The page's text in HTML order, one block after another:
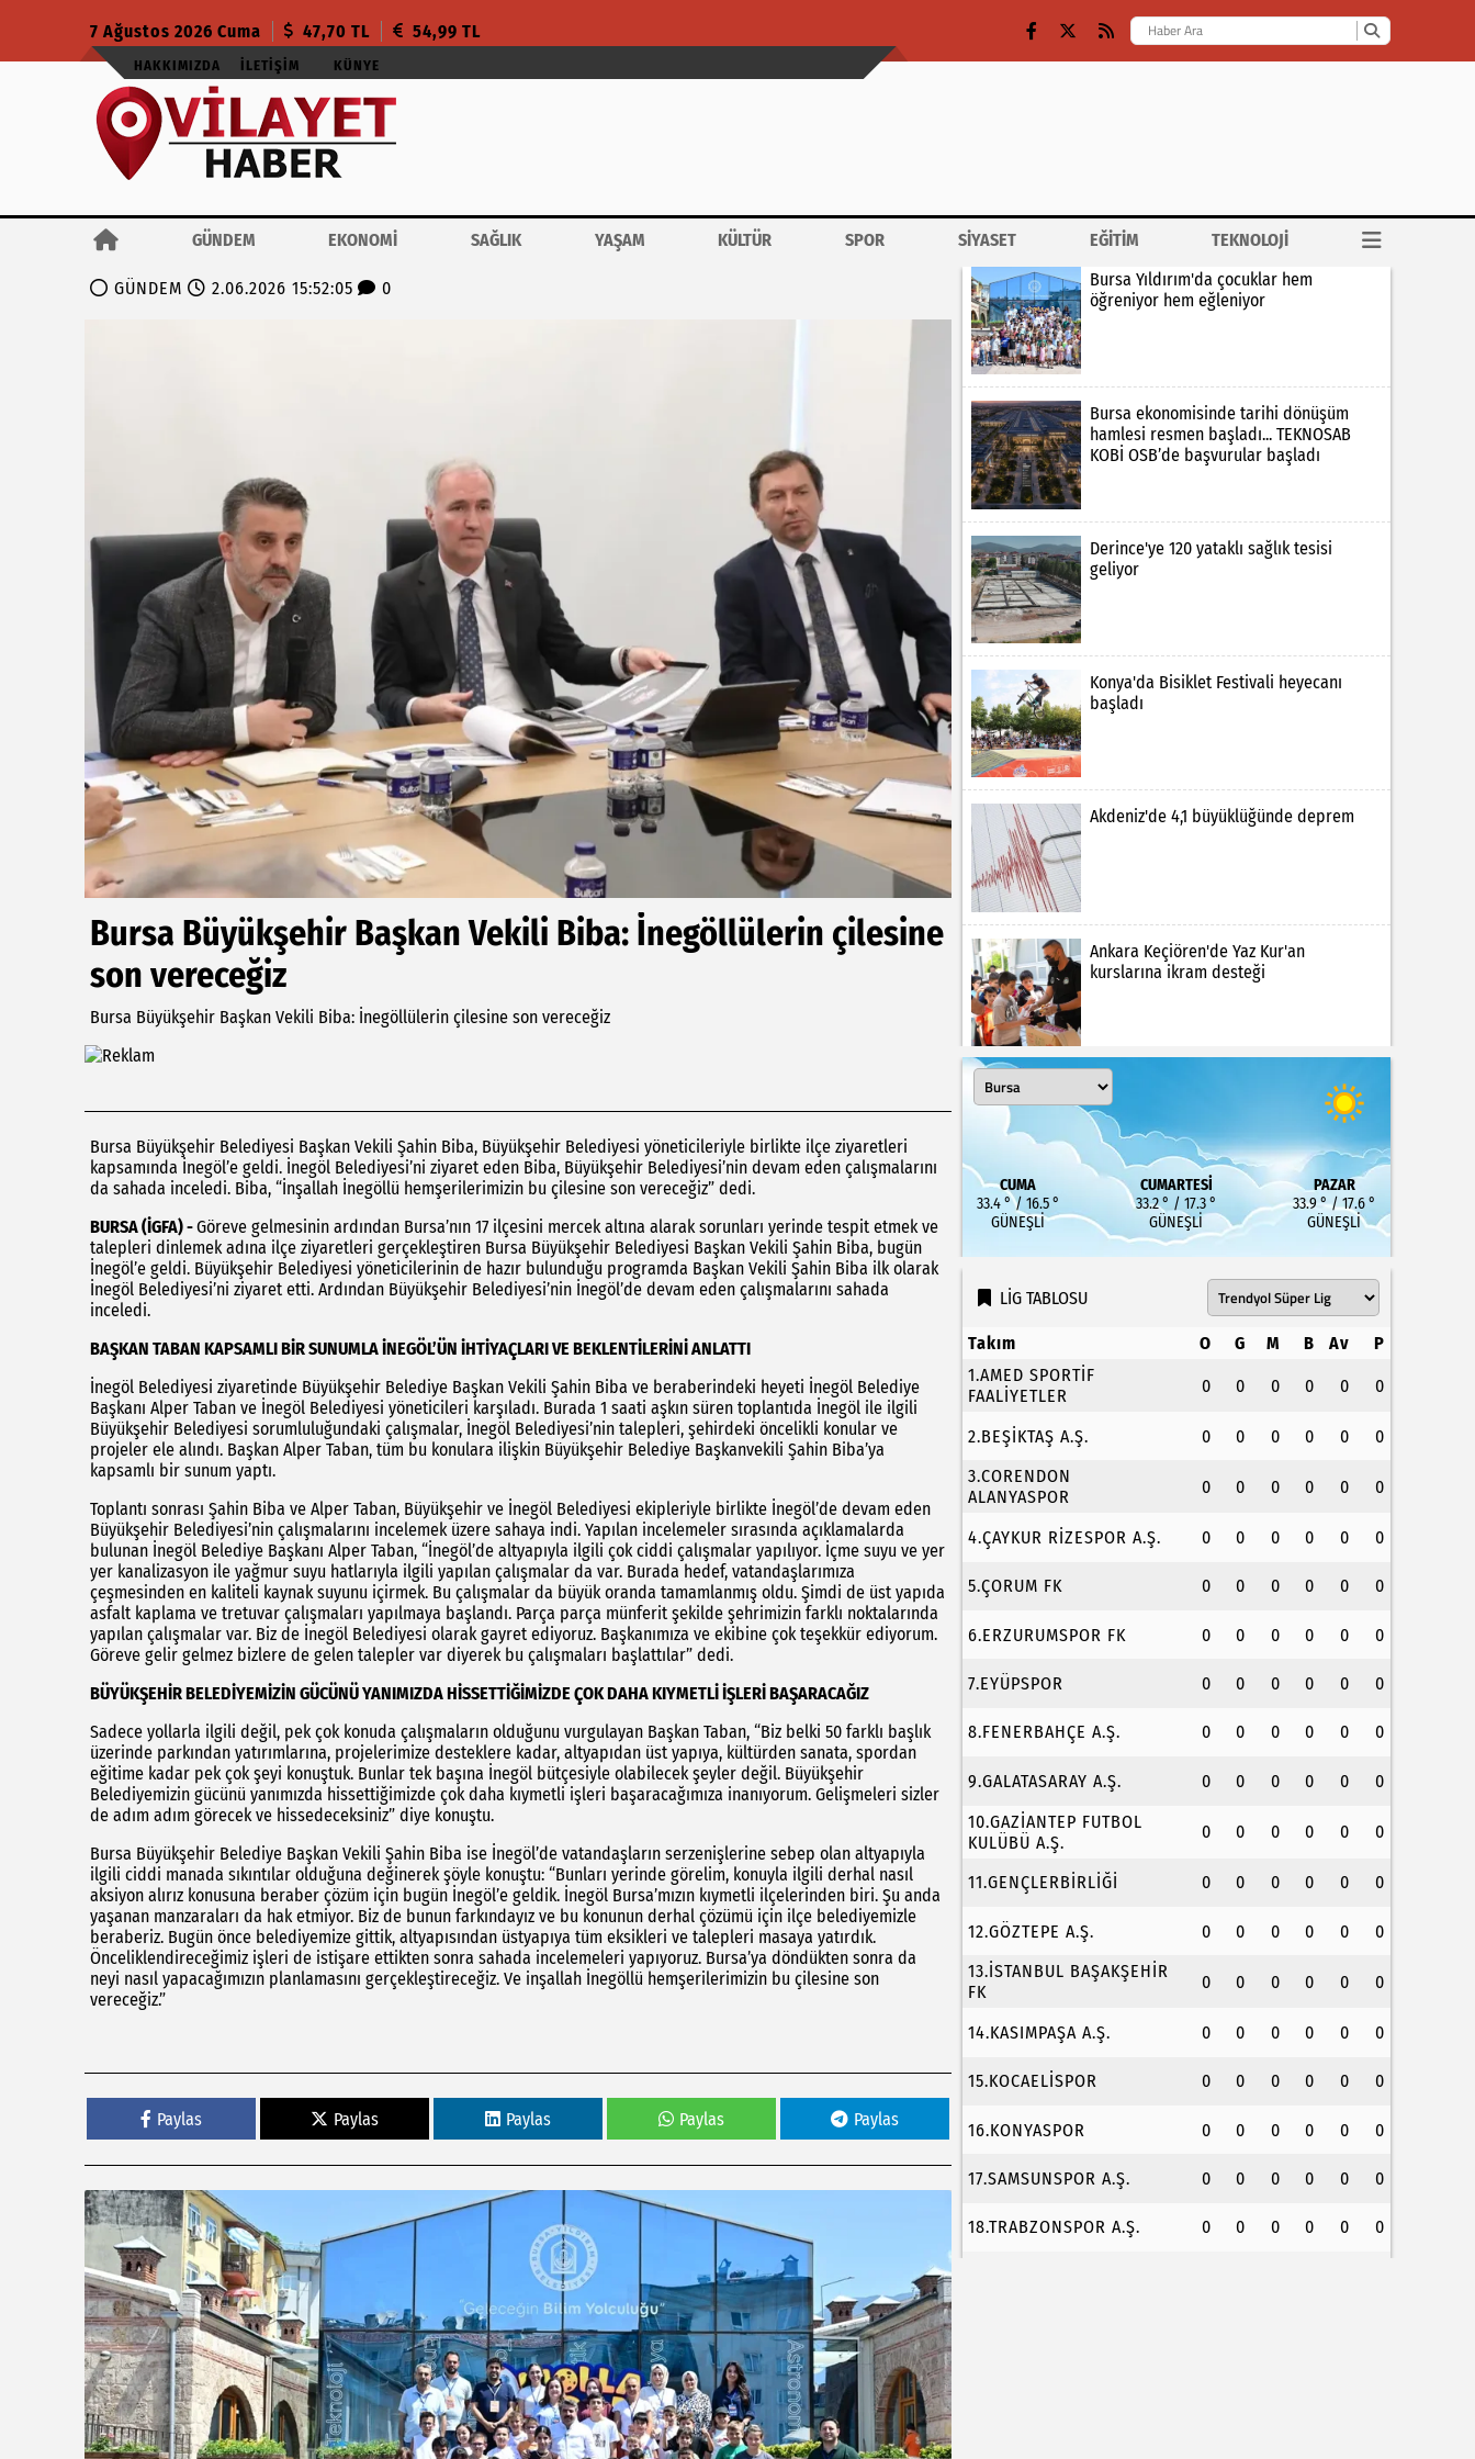
7 Ağustos 2026 Cuma 47,70 TL 54,99 TL
HAKKIMIZDA İLETIŞIM KÜNYE
GÜNDEM EKONOMİ SAĞLIK YAŞAM KÜLTÜR SPOR SİYASET EĞİTİM TEKNOLOJİ
GÜNDEM 2.06.2026 15:52:05 0
Bursa Büyükşehir Başkan Vekili Biba: İnegöllülerin çilesine
son vereceğiz
Bursa Büyükşehir Başkan Vekili Biba: İnegöllülerin çilesine son vereceğiz
Bursa Büyükşehir Belediyesi Başkan Vekili Şahin Biba, Büyükşehir Belediyesi yöneticileriyle birlikte ilçe ziyaretleri
kapsamında İnegöl’e geldi. İnegöl Belediyesi’ni ziyaret eden Biba, Büyükşehir Belediyesi’nin devam eden çalışmalarını
da sahada inceledi. Biba, “İnşallah İnegöllü hemşerilerimizin bu çilesine son vereceğiz” dedi.
BURSA (İGFA) -Göreve gelmesinin ardından Bursa’nın 17 ilçesini mercek altına alarak sorunları yerinde tespit etmek ve
talepleri dinlemek adına ilçe ziyaretleri gerçekleştiren Bursa Büyükşehir Belediyesi Başkan Vekili Şahin Biba, bugün
İnegöl’e geldi. Büyükşehir Belediyesi yöneticilerinin de hazır bulunduğu programda Başkan Vekili Şahin Biba ilk olarak
İnegöl Belediyesi’ni ziyaret etti. Ardından Büyükşehir Belediyesi’nin İnegöl’de devam eden çalışmalarını sahada
inceledi.
BAŞKAN TABAN KAPSAMLI BİR SUNUMLA İNEGÖL’ÜN İHTİYAÇLARI VE BEKLENTİLERİNİ ANLATTI
İnegöl Belediyesi ziyaretinde Büyükşehir Belediye Başkan Vekili Şahin Biba ve beraberindeki heyeti İnegöl Belediye
Başkanı Alper Taban ve İnegöl Belediyesi yöneticileri karşıladı. Burada 1 saati aşkın süren toplantıda İnegöl ile ilgili
Büyükşehir Belediyesi sorumluluğundaki çalışmalar, İnegöl Belediyesi’nin talepleri, şehirdeki öncelikli konular ve
projeler ele alındı. Başkan Alper Taban, tüm bu konulara ilişkin Büyükşehir Belediye Başkanvekili Şahin Biba’ya
kapsamlı bir sunum yaptı.
Toplantı sonrası Şahin Biba ve Alper Taban, Büyükşehir ve İnegöl Belediyesi ekipleriyle birlikte İnegöl’de devam eden
Büyükşehir Belediyesi’nin çalışmalarını incelemek üzere sahaya indi. Yapılan incelemeler sırasında açıklamalarda
bulunan İnegöl Belediye Başkanı Alper Taban, “İnegöl’de altyapıyla ilgili çok ciddi çalışmalar yapılıyor. İçme suyu ve yer
yer kanalizasyon ile yağmur suyu hatlarıyla ilgili yapılan çalışmalar da var. Burada hedef, vatandaşlarımıza
çeşmesinden en kaliteli kaynak suyunu içirmek. Bu çalışmalar da büyük oranda tamamlanmış oldu. Şimdi de üst yapıda
asfalt kaplama ve tretuvar çalışmaları yapılmaya başlandı. Parça parça münferit şekilde şehrimizin farklı noktalarında
yapılan çalışmalar var. Biz de İnegöl Belediyesi olarak gayret ediyoruz. Başkanımıza ve ekibine çok teşekkür ediyorum.
Göreve gelir gelmez bizlere de gelen talepler var diyerek bu çalışmaları başlattılar” dedi.
BÜYÜKŞEHİR BELEDİYEMİZİN GÜCÜNÜ YANIMIZDA HİSSETTİĞİMİZDE ÇOK DAHA KIYMETLİ İŞLERİ BAŞARACAĞIZ
Sadece yollarla ilgili değil, pek çok konuda çalışmaların olduğunu vurgulayan Başkan Taban, “Biz belki 50 farklı başlık
üzerinde parkından yatırımlarına, projelerimize desteklere kadar, altyapıdan üst yapıya, kültürden sanata, spordan
eğitime kadar pek çok şeyi konuştuk. Bunlar tek başına İnegöl bütçesiyle olabilecek şeyler değil. Büyükşehir
Belediyemizin gücünü yanımızda hissettiğimizde çok daha kıymetli işleri başaracağımıza inanıyorum. Gelişmeleri sizler
de adım adım görecek ve hissedeceksiniz” diye konuştu.
Bursa Büyükşehir Belediye Başkan Vekili Şahin Biba ise İnegöl’de vatandaşların serzenişlerine sebep olan altyapıyla
ilgili ciddi manada sıkıntılar olduğuna değinerek şöyle konuştu: “Bunları yerinde görelim, konuyla ilgili derhal nasıl
aksiyon alırız konusuna beraber çözüm için bugün İnegöl’e geldik. İnegöl Bursa’mızın kıymetli ilçelerinden biri. Şu anda
yaşanan manzaraları da hak etmiyor. Biz de bunun farkındayız ve bu konunun derhal çözümü için ilçe belediyemizle
beraberiz. Bugün önce belediyemize gittik, altyapısından üstyapıya tüm eksikleri ve talepleri masaya yatırdık.
Önceliklendireceğimiz işleri de istişare ettikten sonra sahada incelemeleri yapıyoruz. Bursa’ya döndükten sonra da
neyi nasıl yapacağımızın planlamasını gerçekleştireceğiz. Ve inşallah İnegöllü hemşerilerimizin bu çilesine son
vereceğiz.”
Paylas Paylas Paylas Paylas Paylas
Bursa Yıldırım'da çocuklar hem
öğreniyor hem eğleniyor
Bursa ekonomisinde tarihi dönüşüm
hamlesi resmen başladı... TEKNOSAB
KOBİ OSB’de başvurular başladı
Derince'ye 120 yataklı sağlık tesisi
geliyor
Konya'da Bisiklet Festivali heyecanı
başladı
Akdeniz'de 4,1 büyüklüğünde deprem
Ankara Keçiören'de Yaz Kur'an
kurslarına ikram desteği
CUMA
33.4 ° / 16.5 °
GÜNEŞLI
CUMARTESI
33.2 ° / 17.3 °
GÜNEŞLI
PAZAR
33.9 ° / 17.6 °
GÜNEŞLI
LİG TABLOSU
Takım O G M B Av
P
1.AMED SPORTİF
FAALİYETLER
0 0 0 0 0 0
2.BEŞİKTAŞ A.Ş. 0 0 0 0 0
0
3.CORENDON
ALANYASPOR
0 0 0 0 0 0
4.ÇAYKUR RİZESPOR A.Ş. 0 0 0 0 0 0
5.ÇORUM FK 0 0 0 0 0 0
6.ERZURUMSPOR FK 0 0 0 0 0 0
7.EYÜPSPOR 0 0 0 0 0 0
8.FENERBAHÇE A.Ş. 0 0 0 0 0 0
9.GALATASARAY A.Ş. 0 0 0 0 0
0
10.GAZİANTEP FUTBOL
KULÜBÜ A.Ş.
0 0 0 0 0 0
11.GENÇLERBİRLİĞİ 0 0 0 0 0 0
12.GÖZTEPE A.Ş. 0 0 0 0 0
0
13.İSTANBUL BAŞAKŞEHİR
FK
0 0 0 0 0 0
14.KASIMPAŞA A.Ş. 0 0 0 0 0 0
15.KOCAELİSPOR 0 0 0 0 0 0
16.KONYASPOR 0 0 0 0 0 0
17.SAMSUNSPOR A.Ş. 0 0 0 0 0 0
18.TRABZONSPOR A.Ş. 0 0 0 0 0 0